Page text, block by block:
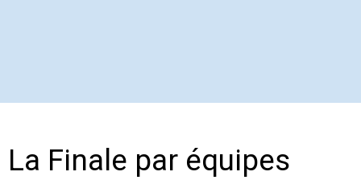
La Finale par équipes